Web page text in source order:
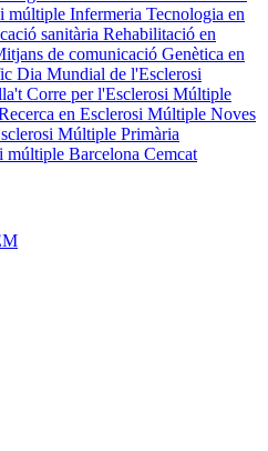
múltiple Infermeria Tecnologia en
sanitària Rehabilitació en
de comunicació Genètica en
Dia Mundial de l'Esclerosi
Corre per l'Esclerosi Múltiple
en Esclerosi Múltiple Noves
Múltiple Primària
múltiple Barcelona Cemcat